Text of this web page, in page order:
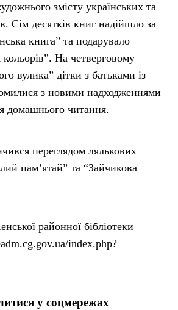
змісту українських та
Сім десятків книг надійшло за
книга” та подарувало
На четверговому
вулика” дітки з батьками із
з новими надходженнями
домашнього читання.
переглядом лялькових
пам’ятай” та “Зайчикова
районної бібліотеки
index.php?
у соцмережах